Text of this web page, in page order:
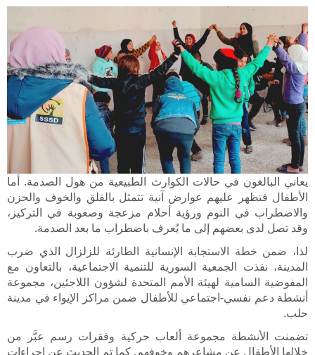
يعاني البالغون في حالات الكوارث الطبيعية من هول الصدمة. أما
الأطفال فتظهر عليهم عوارض آنية تتمثل بالقلق والخوف والحزن
والاضطراب في النوم ورؤية أحلام مزعجة وصعوبة في التركيز،
وقد تصل لدى بعضهم إلى ما يُعرف باضطراب ما بعد الصدمة.
لذا، ضمن خطة الاستجابة الإنسانية الطارئة للزلزال الذي ضرب
المدينة، نفذت الجمعية السورية للتنمية الاجتماعية، بالتعاون مع
المفوضية السامية لهيئة الأمم المتحدة لشؤون اللاجئين، مجموعة
أنشطة دعم نفسي-اجتماعي للأطفال ضمن مراكز الإيواء في مدينة
حلب.
تضمنت الأنشطة مجموعة ألعاب حركية وفقرات رسم عبَّر من
خلالها الأطفال عن مشاعرهم وخوفهم. كما تم الحديث عن إجراءات